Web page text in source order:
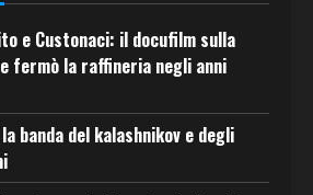
e Custonaci: il docufilm sulla
fermò la raffineria negli anni
banda del kalashnikov e degli